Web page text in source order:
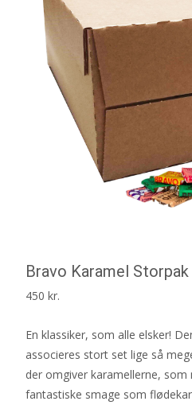
Bravo Karamel
450 kr.
En klassiker, som alle elsker!
associeres stort set lige så
der omgiver karamellerne, som
fantastiske smage som